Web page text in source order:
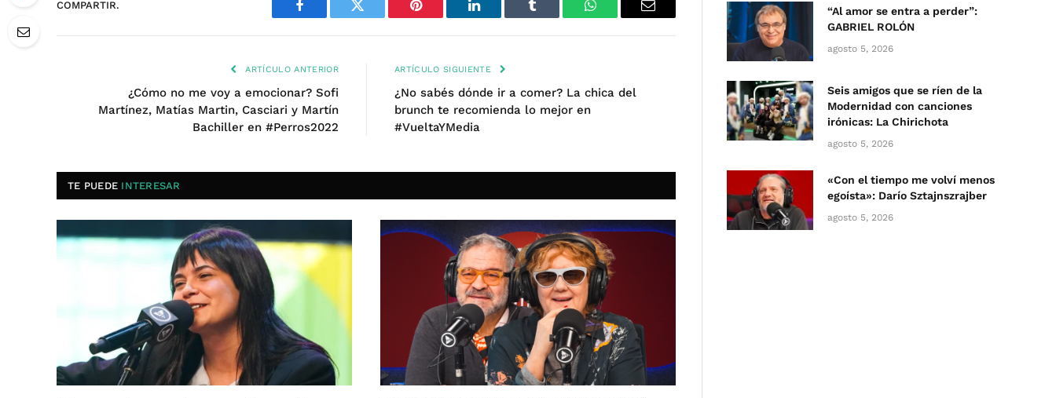
COMPARTIR.
Facebook Twitter Pinterest LinkedIn Tumblr WhatsAppEmail
ARTÍCULO ANTERIOR
¿Cómo no me voy a emocionar? Sofi
Martínez, Matías Martin, Casciari y Martín
Bachiller en #Perros2022
ARTÍCULO SIGUIENTE
¿No sabés dónde ir a comer? La chica del
brunch te recomienda lo mejor en
#VueltaYMedia
TE PUEDE INTERESAR
“Al amor se entra a perder”:
GABRIEL ROLÓN
agosto 5, 2026
Seis amigos que se ríen de la
Modernidad con canciones
irónicas: La Chirichota
agosto 5, 2026
«Con el tiempo me volví menos
egoísta»: Darío Sztajnszrajber
agosto 5, 2026